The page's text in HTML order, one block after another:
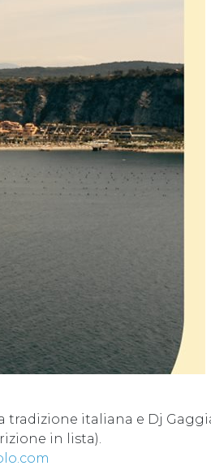
tradizione italiana e Dj
in lista).